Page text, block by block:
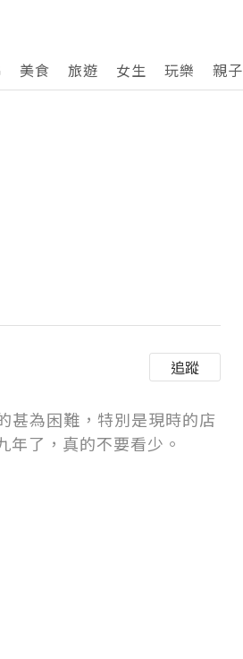
美食 旅遊 女生 玩樂 親子
追蹤
甚為困難，特別是現時的店
了，真的不要看少。